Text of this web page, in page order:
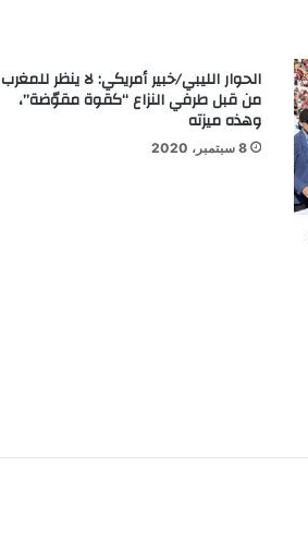
الحوار الليبي/خبير أمريكي: لا ينظر للمغرب
من قبل طرفي النزاع “كقوة مقوّضة”،
وهذه ميزته
8 سبتمبر، 2020